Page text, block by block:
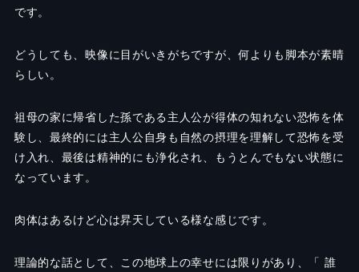
です。
どうしても、映像に目がいきがちですが、何よりも脚本が素晴
らしい。
祖母の家に帰省した孫である主人公が得体の知れない恐怖を体
験し、最終的には主人公自身も自然の摂理を理解して恐怖を受
け入れ、最後は精神的にも浄化され、もうとんでもない状態に
なっています。
肉体はあるけど心は昇天している様な感じです。
理論的な話として、この地球上の幸せには限りがあり、「 誰